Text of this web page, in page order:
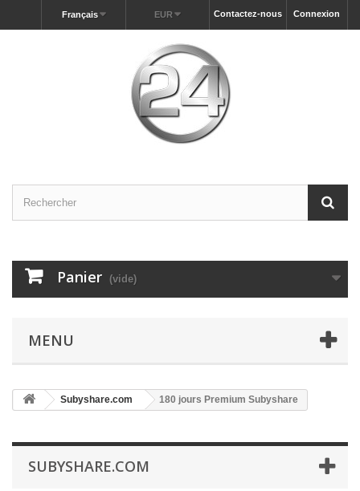
Connexion
Contactez-nous
EUR
Français
Panier (vide)
MENU
Subyshare.com 180 jours Premium Subyshare
SUBYSHARE.COM